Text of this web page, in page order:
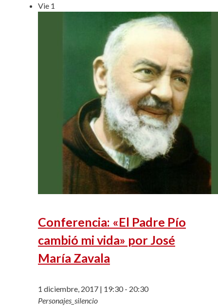
Vie 1
Conferencia: «El Padre Pío
cambió mi vida» por José
María Zavala
1 diciembre, 2017 | 19:30- 20:30
Personajes_silencio